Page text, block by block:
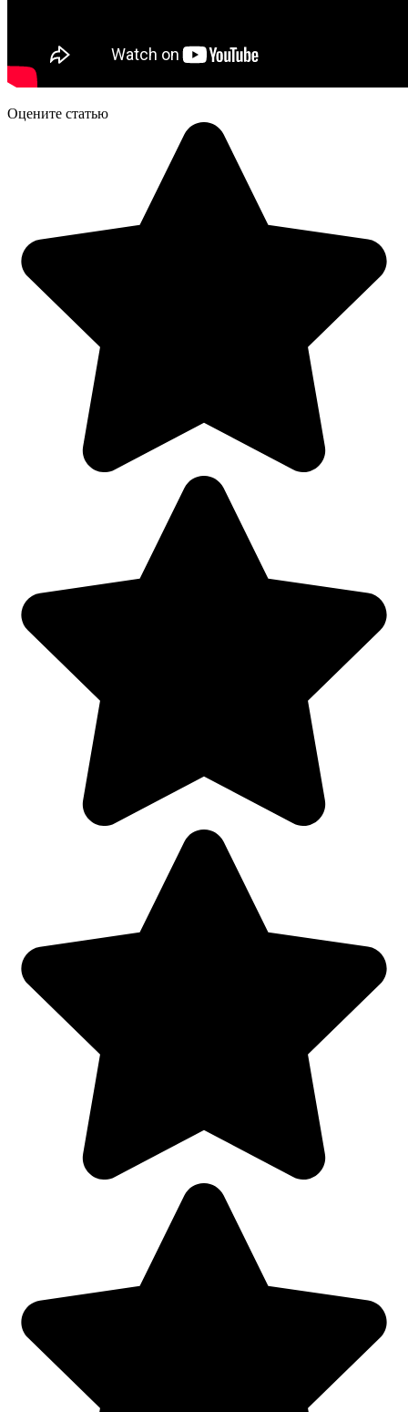
Оцените статью